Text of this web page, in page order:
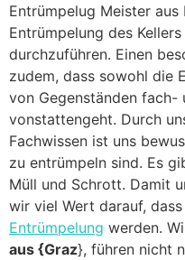
Entrümpelug Meister
Entrümpelung des
durchzuführen. Einen
zudem, dass sowohl die
von Gegenständen fach-
vonstattengeht. Durch
Fachwissen ist uns
zu entrümpeln sind. Es
Müll und Schrott. Damit
wir viel Wert darauf,
Entrümpelung werden.
aus {Graz}, führen nicht